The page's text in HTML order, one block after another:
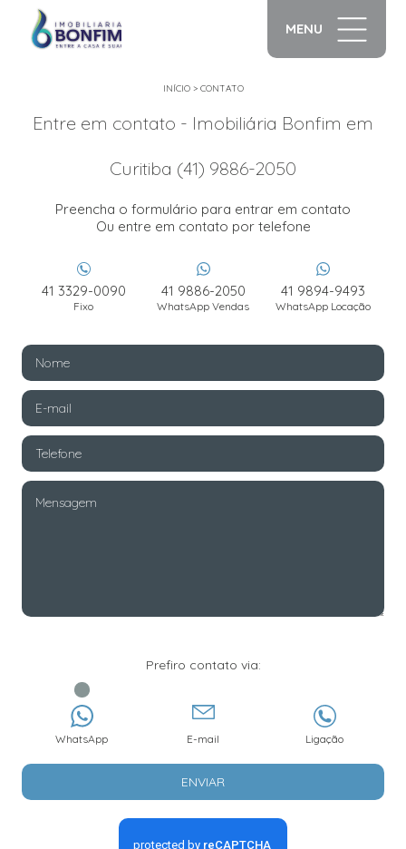
MENU
INÍCIO> CONTATO
Entre em contato - Imobiliária Bonfim em
Curitiba (41) 9886-2050
Preencha o formulário para entrar em contato
Ou entre em contato por telefone
41 3329-0090
Fixo
41 9886-2050
WhatsApp Vendas
41 9894-9493
WhatsApp Locação
Prefiro contato via:
WhatsApp E-mail Ligação
ENVIAR